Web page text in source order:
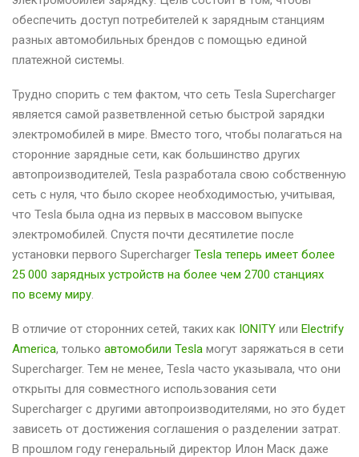
обеспечить доступ потребителей к зарядным станциям
разных автомобильных брендов с помощью единой
платежной системы.
Трудно спорить с тем фактом, что сеть Tesla Supercharger
является самой разветвленной сетью быстрой зарядки
электромобилей в мире. Вместо того, чтобы полагаться на
сторонние зарядные сети, как большинство других
автопроизводителей, Tesla разработала свою собственную
сеть с нуля, что было скорее необходимостью, учитывая,
что Tesla была одна из первых в массовом выпуске
электромобилей. Спустя почти десятилетие после
установки первого Supercharger Tesla теперь имеет более
25 000 зарядных устройств на более чем 2700 станциях
по всему миру.
В отличие от сторонних сетей, таких как IONITY или Electrify
America, только автомобили Tesla могут заряжаться в сети
Supercharger. Тем не менее, Tesla часто указывала, что они
открыты для совместного использования сети
Supercharger с другими автопроизводителями, но это будет
зависеть от достижения соглашения о разделении затрат.
В прошлом году генеральный директор Илон Маск даже